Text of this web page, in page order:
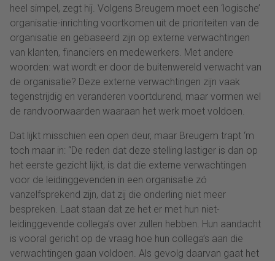
heel simpel, zegt hij. Volgens Breugem moet een ‘logische’
organisatie-inrichting voortkomen uit de prioriteiten van de
organisatie en gebaseerd zijn op externe verwachtingen
van klanten, financiers en medewerkers. Met andere
woorden: wat wordt er door de buitenwereld verwacht van
de organisatie? Deze externe verwachtingen zijn vaak
tegenstrijdig en veranderen voortdurend, maar vormen wel
de randvoorwaarden waaraan het werk moet voldoen.
Dat lijkt misschien een open deur, maar Breugem trapt ‘m
toch maar in: “De reden dat deze stelling lastiger is dan op
het eerste gezicht lijkt, is dat die externe verwachtingen
voor de leidinggevenden in een organisatie zó
vanzelfsprekend zijn, dat zij die onderling niet meer
bespreken. Laat staan dat ze het er met hun niet-
leidinggevende collega’s over zullen hebben. Hun aandacht
is vooral gericht op de vraag hoe hun collega’s aan die
verwachtingen gaan voldoen. Als gevolg daarvan gaat het